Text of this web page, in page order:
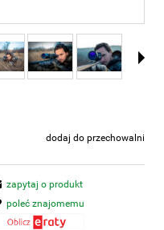
dodaj do przechowalni
zapytaj o produkt
poleć znajomemu